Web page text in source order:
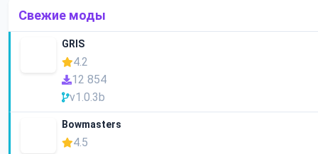
Свежие моды
GRIS
4.2
12 854
v1.0.3b
Bowmasters
4.5